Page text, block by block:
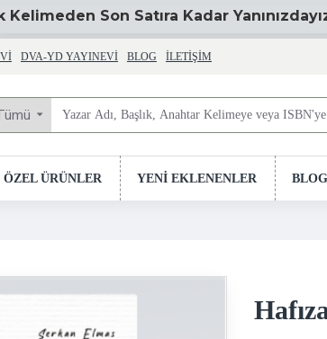
Kelimeden Son Satıra Kadar
DVA-YD YAYINEVI BLOG İLETIŞIM
ÖZEL ÜRÜNLER YENİ EKLENENLER